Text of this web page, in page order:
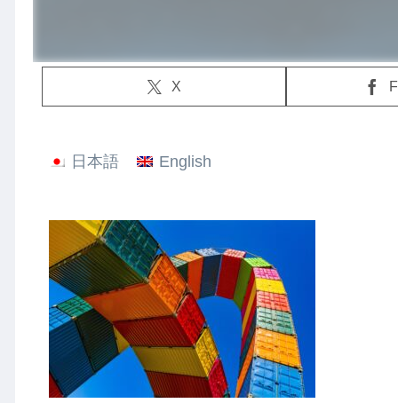
X
日本語 English